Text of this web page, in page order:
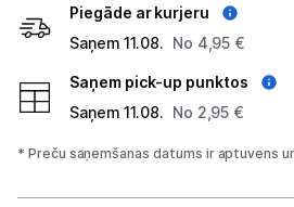
Telefoni, planšetdatori
Sadzīves tehnika
Skaistumkopšana
Piegāde ar kurjeru
Saņem 11.08. No 4,95 €
Saņem pick-up punktos
Saņem 11.08. No 2,95 €
* Preču saņemšanas datums ir aptuvens